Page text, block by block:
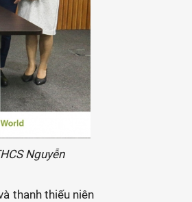
Nguyễn
thanh thiếu niên